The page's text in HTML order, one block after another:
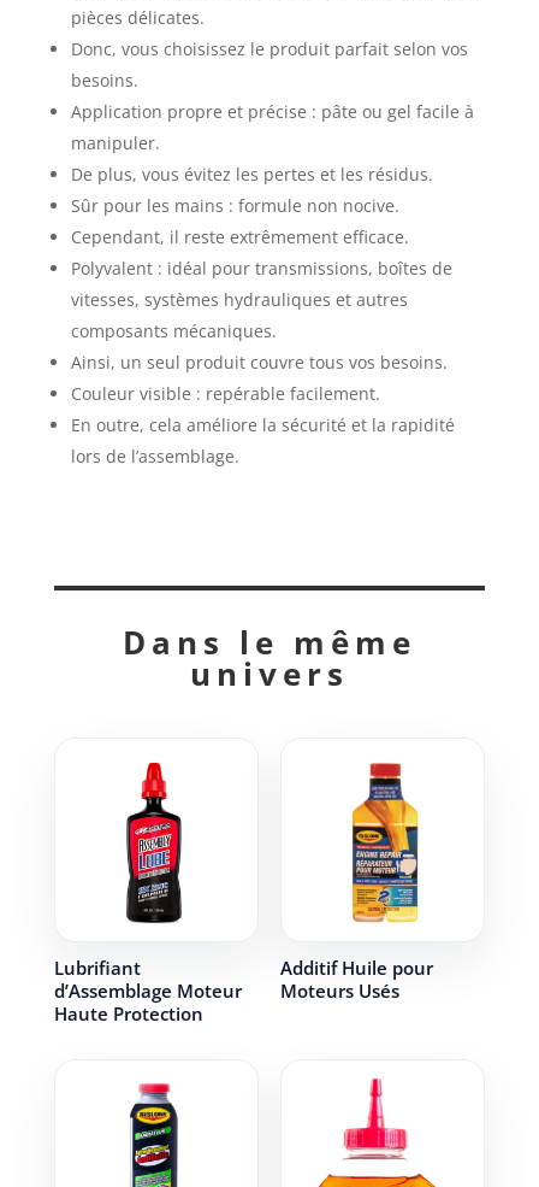
pièces délicates.
Donc, vous choisissez le produit parfait selon vos
besoins.
Application propre et précise : pâte ou gel facile à
manipuler.
De plus, vous évitez les pertes et les résidus.
Sûr pour les mains : formule non nocive.
Cependant, il reste extrêmement efficace.
Polyvalent : idéal pour transmissions, boîtes de
vitesses, systèmes hydrauliques et autres
composants mécaniques.
Ainsi, un seul produit couvre tous vos besoins.
Couleur visible : repérable facilement.
En outre, cela améliore la sécurité et la rapidité
lors de l’assemblage.
Dans le même
univers
Lubrifiant
d’Assemblage Moteur
Haute Protection
Additif Huile pour
Moteurs Usés